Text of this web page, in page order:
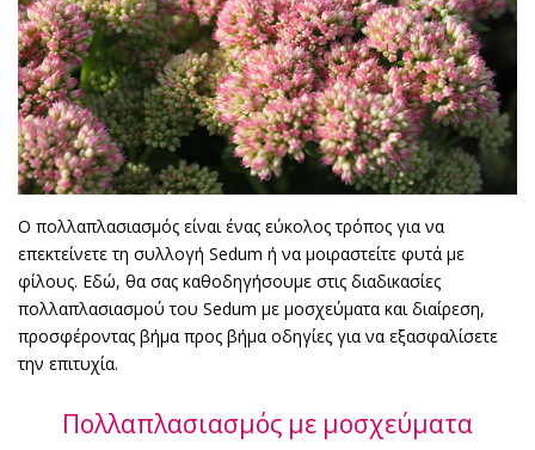
Ο πολλαπλασιασμός είναι ένας εύκολος τρόπος για να
επεκτείνετε τη συλλογή Sedum ή να μοιραστείτε φυτά με
φίλους. Εδώ, θα σας καθοδηγήσουμε στις διαδικασίες
πολλαπλασιασμού του Sedum με μοσχεύματα και διαίρεση,
προσφέροντας βήμα προς βήμα οδηγίες για να εξασφαλίσετε
την επιτυχία.
Πολλαπλασιασμός με μοσχεύματα